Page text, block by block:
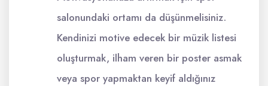
salonundaki ortamı da düşünmelisiniz.
Kendinizi motive edecek bir müzik listesi
oluşturmak, ilham veren bir poster asmak
veya spor yapmaktan keyif aldığınız